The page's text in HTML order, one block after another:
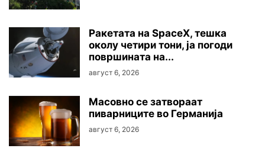
Ракетата на SpaceX, тешка
околу четири тони, ја погоди
површината на...
август 6, 2026
Mасовно се затвораат
пиварниците во Германија
август 6, 2026